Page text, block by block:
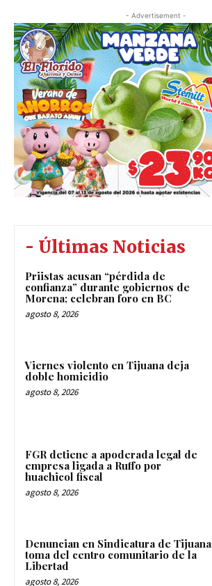
- Advertisement -
- Últimas Noticias
Priistas acusan “pérdida de
confianza” durante gobiernos de
Morena; celebran foro en BC
agosto 8, 2026
Viernes violento en Tijuana deja
doble homicidio
agosto 8, 2026
FGR detiene a apoderada legal de
empresa ligada a Ruffo por
huachicol fiscal
agosto 8, 2026
Denuncian en Sindicatura de Tijuana
toma del centro comunitario de la
Libertad
agosto 8, 2026